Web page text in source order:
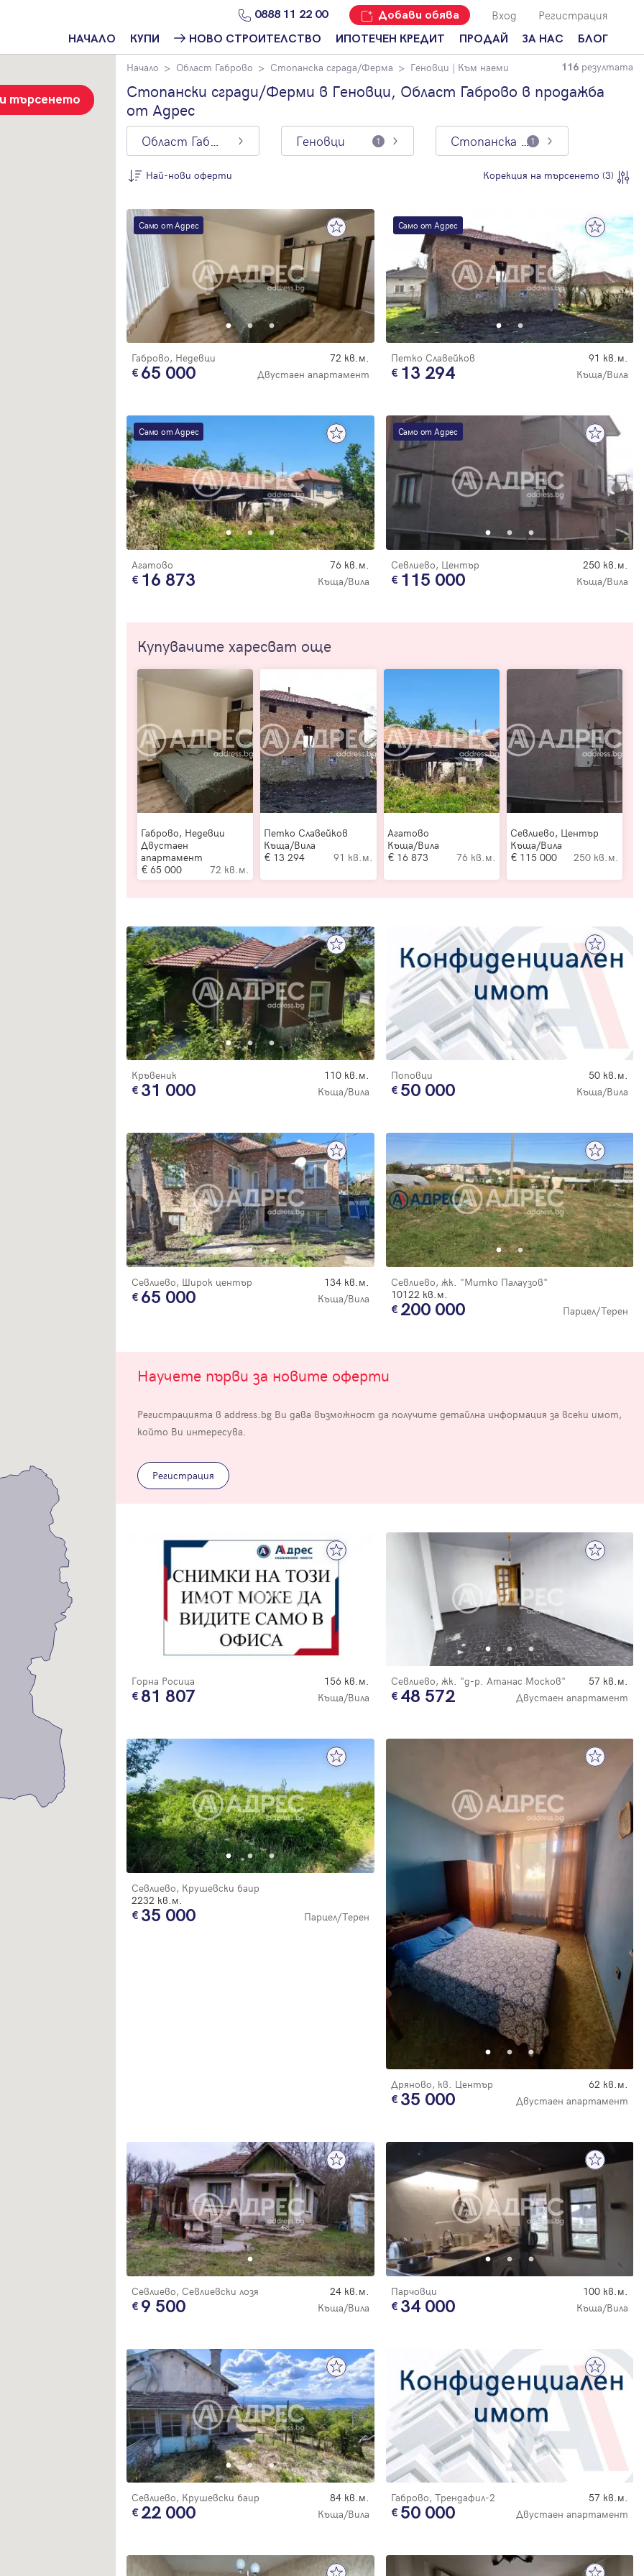
0888 11 22 00 Добави обява Вход Регистрация
НАЧАЛО КУПИ
Намери
Защо да купя
Адрес?
НОВО СТРОИТЕЛСТВО
Ново
строителство
София
строителство
Варна
Ново
Ново
строителство
Проекти ново
строителство
ИПОТЕЧЕН КРЕДИТ ПРОДАЙ
Добави
имот с
Адрес?
ЗА НАС
Наши офиси
Кариери
Кои сме ние?
Мениджмънт
Address Run
Често
задавани
въпроси
БЛОГ
За продавачи
За купувачи
Ипотечно
наемодатели
наематели
Анализ на
пазара
Новини
Начало Област Габрово Стопанска сграда/Ферма Геновци | Към наеми 116 резултата
Стопански сгради/Ферми в Геновци, Област Габрово в продажба
от Адрес
търсенето
Област Габрово Геновци 1 Стопанска сграда/Ферма1
Най-нови оферти
Най-нови
оферти
Цена на кв.м.
С намалена
цена
Корекция на търсенето (3)
Само от Адрес
Габрово, Недевци 72 кв.м.
65 000 Двустаен апартамент
Само от Адрес
Петко Славейков 91 кв.м.
13 294 Къща/Вила
Само от Адрес
Агатово 76 кв.м.
16 873 Къща/Вила
Само от Адрес
Севлиево, Център 250 кв.м.
115 000 Къща/Вила
Купувачите харесват още
Габрово, Недевци
Двустаен
апартамент
65 000
72 кв.м.
Петко Славейков
Къща/Вила
13 294
91 кв.м.
Агатово
Къща/Вила
16 873
76 кв.м.
Севлиево, Център
Къща/Вила
115 000
250 кв.м.
Кръвеник 110 кв.м.
31 000 Къща/Вила
Поповци 50 кв.м.
50 000 Къща/Вила
Севлиево, Широк център 134 кв.м.
65 000 Къща/Вила
Севлиево, жк. "Митко Палаузов"
10122 кв.м.
200 000 Парцел/Терен
Научете първи за новите оферти
Регистрацията в address.bg Ви дава възможност да получите детайлна информация за всеки имот,
който Ви интересува.
Регистрация
Горна Росица 156 кв.м.
81 807 Къща/Вила
Севлиево, жк. "д-р. Атанас Москов" 57 кв.м.
48 572 Двустаен апартамент
Севлиево, Крушевски баир
2232 кв.м.
35 000 Парцел/Терен
Дряново, кв. Център 62 кв.м.
35 000 Двустаен апартамент
Севлиево, Севлиевски лозя 24 кв.м.
9 500 Къща/Вила
Парчовци 100 кв.м.
34 000 Къща/Вила
Севлиево, Крушевски баир 84 кв.м.
22 000 Къща/Вила
Габрово, Трендафил-2 57 кв.м.
50 000 Двустаен апартамент
Благодарим ви! Проверете имейл адрес си, за да активирате
регистрацията.
Благодарим ви! Очаквайте скоро да се свържем с вас!
Продължи с Google
или влезте с имейл
Забравена парола
Регистрация